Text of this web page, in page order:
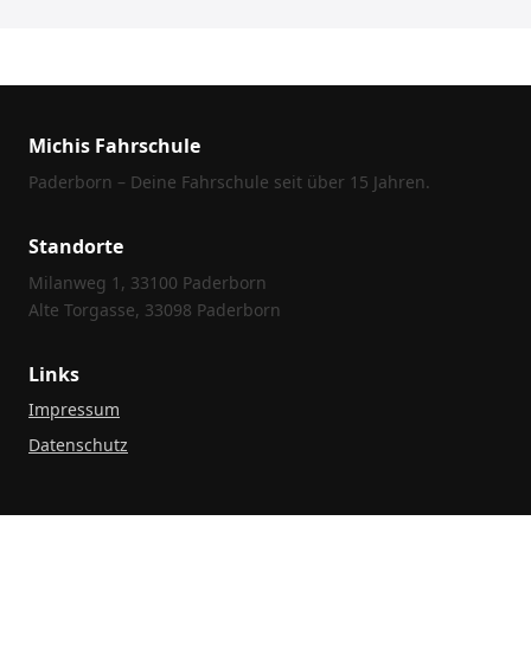
Michis Fahrschule
Paderborn – Deine Fahrschule seit über 15 Jahren.
Standorte
Milanweg 1, 33100 Paderborn
Alte Torgasse, 33098 Paderborn
Links
Impressum
Datenschutz